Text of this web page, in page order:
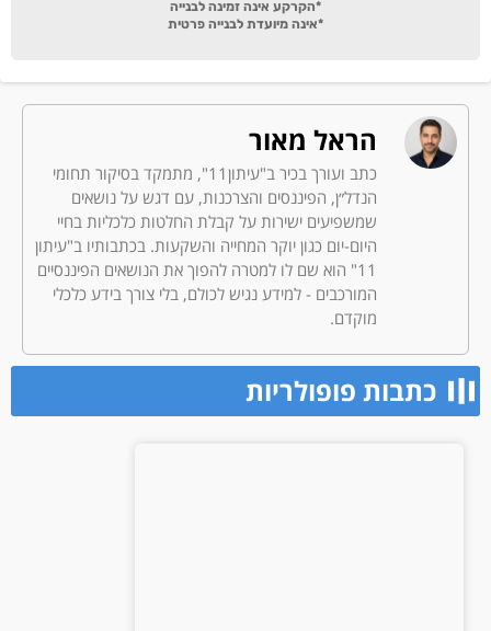
*הקרקע אינה זמינה לבנייה
*אינה מיועדת לבנייה פרטית
הראל מאור
כתב ועורך בכיר ב"עיתון11", מתמקד בסיקור תחומי
הנדל״ן, הפיננסים והצרכנות, עם דגש על נושאים
שמשפיעים ישירות על קבלת החלטות כלכליות בחיי
היום-יום כגון יוקר המחייה והשקעות. בכתבותיו ב"עיתון
11" הוא שם לו למטרה להפוך את הנושאים הפיננסיים
המורכבים - למידע נגיש לכולם, בלי צורך בידע כלכלי
מוקדם.
כתבות פופולריות​